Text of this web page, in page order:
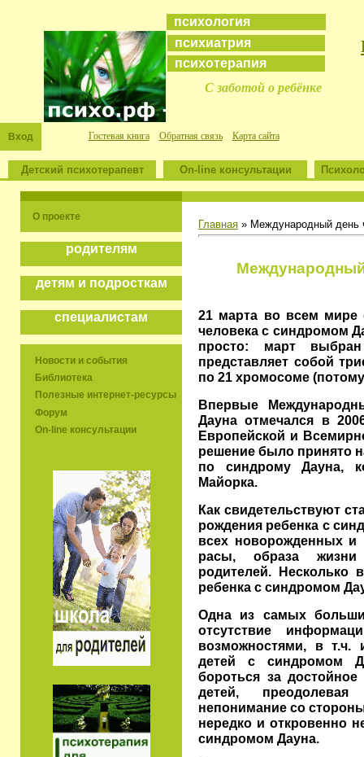
психология
психиатрия
психотерапия
С заботой о ребёнке
Вход Гостевая книга Обратная связь Карта сайта
Детский психотерапевт On-line консультации
О проекте
родителям
детям и подросткам
специалистам
Новости и события
Библиотека
Полезные интернет-ресурсы
Форум
On-line консультации
Главная » Международный день
21 марта во всем мире
человека с синдромом
просто: март
представляет собой
по 21 хромосоме
Впервые
Дауна отмечался в
Европейской и
решение было принято
по синдрому Дауна,
Майорка.
Как свидетельствуют
рождения ребенка с
всех новорожденных и
расы, образа жизни
родителей. Несколько
ребенка с синдромом
Одна из самых
отсутствие
возможностями, в
детей с синдромом
бороться за
детей,
непонимание со
нередко и откровенно
синдромом Дауна.